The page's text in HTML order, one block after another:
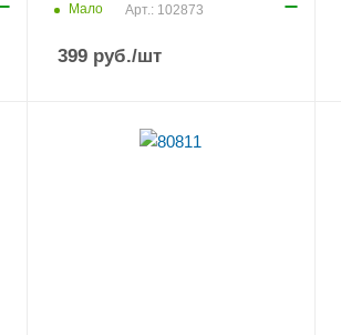
Мало Арт.: 102873
399руб./шт